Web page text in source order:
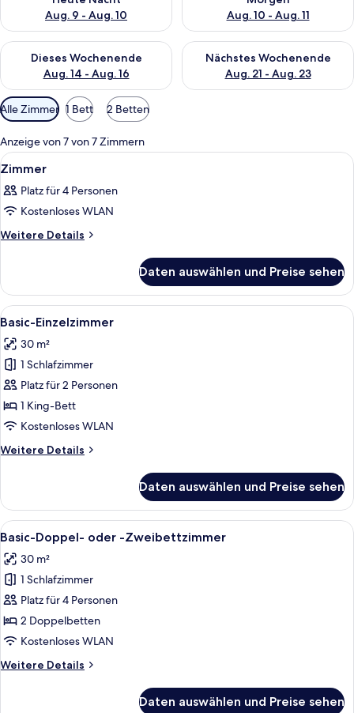
Aug. 9 - Aug. 10
Aug. 10 - Aug. 11
Dieses Wochenende
Aug. 14 - Aug. 16
Überprüfe die Verfügbarkeit für dieses Wochenende, Aug. 14
Nächstes Wochenende
Aug. 21 - Aug. 23
Überprüfe die Verfügbarkeit
Verfügbare
Filter
für
Zimmer
Alle Zimmer 1 Bett 2 Betten
Anzeige von 7 von 7 Zimmern
Alle
Fotos
für
Zimmer
anzeigen
Ein Hotelzimmer mit zwei Betten,
1
Zimmer
Platz für 4 Personen
Kostenloses WLAN
Weitere Details
Weitere
Daten auswählen und Preise sehen
Alle
Fotos
für
Basic-
Einzelzimmer
anzeigen
Ein Hotelzimmer mit einem großen
5
Basic-Einzelzimmer
30 m²
1 Schlafzimmer
Platz für 2 Personen
1 King-Bett
Kostenloses WLAN
Weitere Details
Weitere
Einzelzimmer
Daten auswählen und Preise sehen
Alle
Fotos
für
Basic-
Doppel-
oder
-
anzeigen
Ein Hotelzimmer mit zwei Betten,
5
Basic-Doppel- oder -Zweibettzimmer
30 m²
1 Schlafzimmer
Platz für 4 Personen
2 Doppelbetten
Kostenloses WLAN
Weitere Details
Weitere
Daten auswählen und Preise sehen